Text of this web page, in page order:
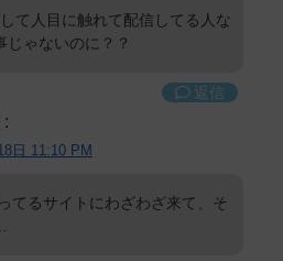
て人目に触れて配信してる人な
じゃないのに？？
返信
:
日 11:10 PM
てるサイトにわざわざ来て、そ